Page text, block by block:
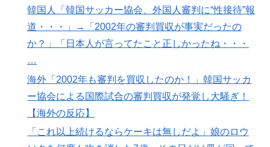
韓国人「韓国サッカー協会、外国人審判に“性接待”報
道・・・」→「2002年の審判買収が事実だったの
か？」「日本人が言ってたこと正しかったね・・・
…
海外「2002年も審判を買収したのか！」韓国サッカ
ー協会による国際試合の審判買収が発覚し大騒ぎ！
【海外の反応】
「これ以上続けるならケーキは無しだよ」娘のロウ